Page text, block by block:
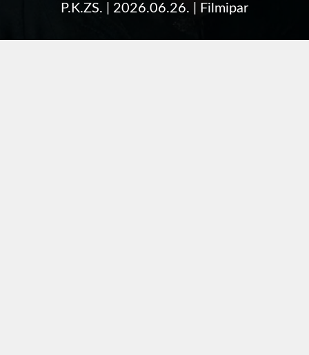
P.K.ZS. 2026.06.26. Filmipar